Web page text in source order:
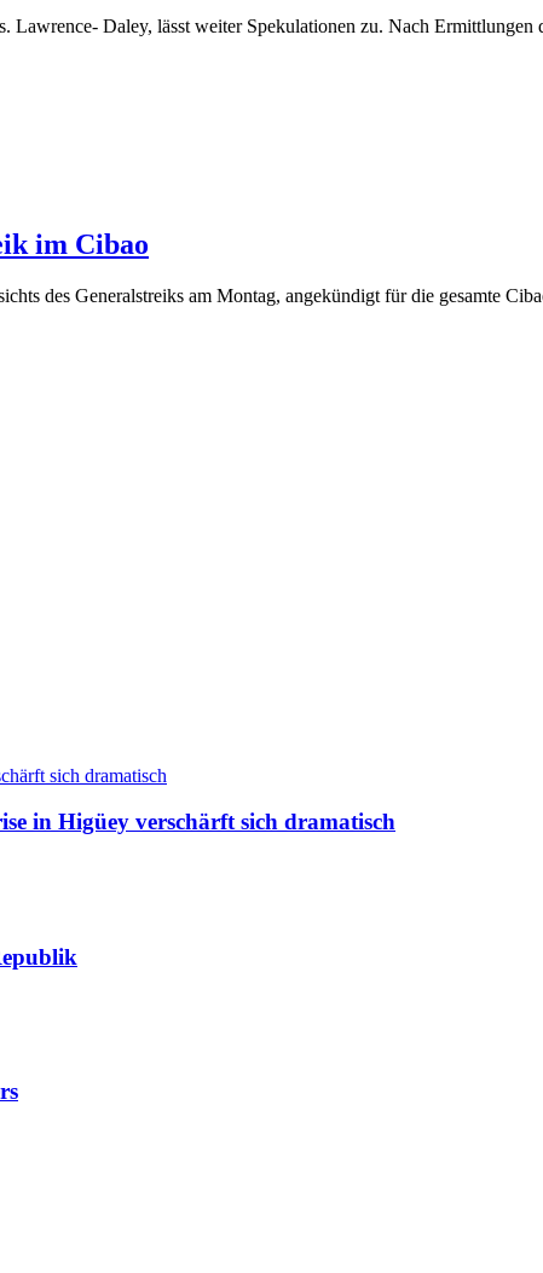
Daley, lässt weiter Spekulationen zu. Nach Ermittlungen
im Cibao
des Generalstreiks am Montag, angekündigt für die gesamte
in Higüey verschärft sich dramatisch